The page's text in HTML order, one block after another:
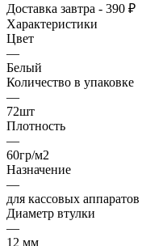
Доставка завтра - 390 ₽
Характеристики
Цвет
—
Белый
Количество в упаковке
—
72шт
Плотность
—
60гр/м2
Назначение
—
для кассовых аппаратов
Диаметр втулки
—
12 мм